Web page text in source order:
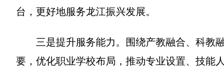
台，更好地服务龙江振兴发展。
三是提升服务能力。围绕产教融合、科教
要，优化职业学校布局，推动专业设置、技能